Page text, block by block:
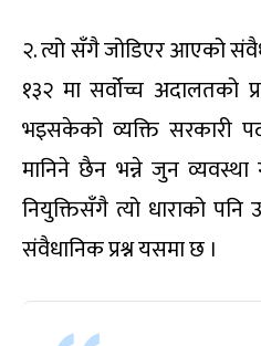
२. त्यो सँगै जोडिएर आएको
१३२ मा सर्वोच्च अदालतको
भइसकेको व्यक्ति सरकारी
मानिने छैन भन्ने जुन व्यवस्था
नियुक्तिसँगै त्यो धाराको
संवैधानिक प्रश्न यसमा छ ।